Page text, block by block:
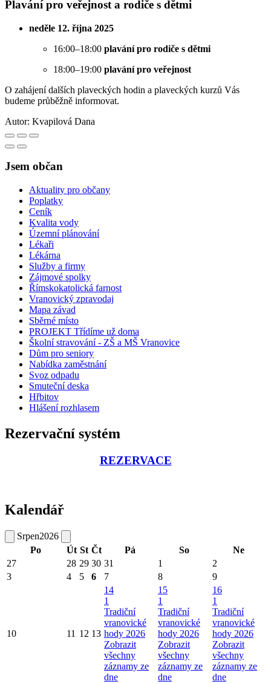
Plavání pro veřejnost a rodiče s dětmi
neděle 12. října 2025
16:00–18:00 plavání pro rodiče s dětmi
18:00–19:00 plavání pro veřejnost
O zahájení dalších plaveckých hodin a plaveckých kurzů Vás
budeme průběžně informovat.
Autor: Kvapilová Dana
Jsem občan
Aktuality pro občany
Poplatky
Ceník
Kvalita vody
Územní plánování
Lékaři
Lékárna
Služby a firmy
Zájmové spolky
Římskokatolická farnost
Vranovický zpravodaj
Mapa závad
Sběrné místo
PROJEKT Třídíme už doma
Školní stravování - ZŠ a MŠ Vranovice
Dům pro seniory
Nabídka zaměstnání
Svoz odpadu
Smuteční deska
Hřbitov
Hlášení rozhlasem
Rezervační systém
REZERVACE
Kalendář
Srpen2026
Po
Út St Čt Pá So
Ne
27
28 29 30 31 1
2
3
4 5 6 7 8 9
10 11 12 13
14
1
Tradiční
vranovické
hody 2026
Zobrazit
všechny
záznamy ze
dne
15
1
Tradiční
vranovické
hody 2026
Zobrazit
všechny
záznamy ze
dne
16
1
Tradiční
vranovické
hody 2026
Zobrazit
všechny
záznamy ze
dne